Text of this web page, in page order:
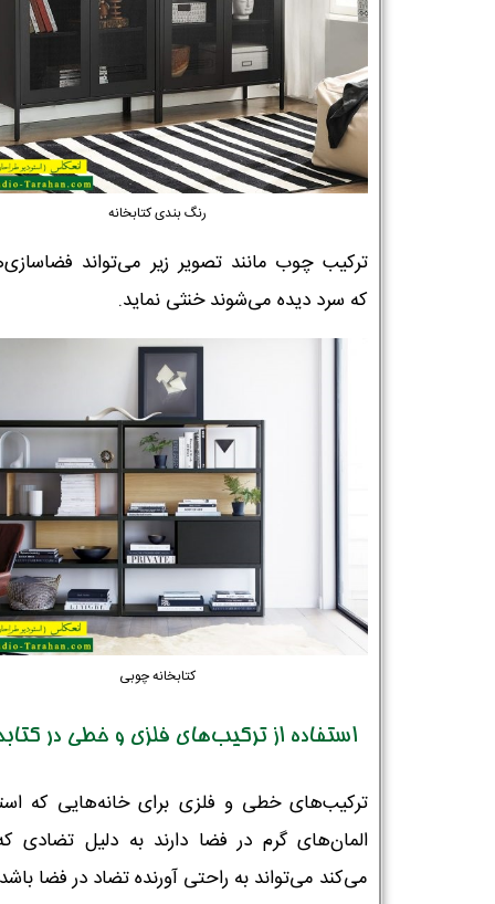
رنگ بندی کتابخانه
ترکیب چوب مانند تصویر زیر می‌تواند
که سرد دیده می‌شوند خنثی نماید.
کتابخانه چوبی
استفاده از ترکیب‌های فلزی و خطی در
ترکیب‌های خطی و فلزی برای خانه‌هایی که
المان‌های گرم در فضا دارند به دلیل تضادی
می‌کند می‌تواند به راحتی آورنده تضاد در فضا